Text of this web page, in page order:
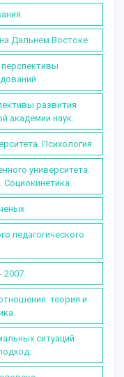
Дальнем Востоке
развития
академии наук.
Психология
университета.
Социокинетика
педагогического
2007.
теория и
ситуаций: